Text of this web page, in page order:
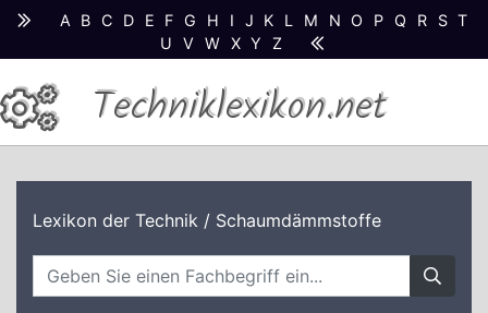
A B C D E F G H I J K L M N O P Q R S T
U
V W X Y Z
Techniklexikon.net
Lexikon der Technik / Schaumdämmstoffe